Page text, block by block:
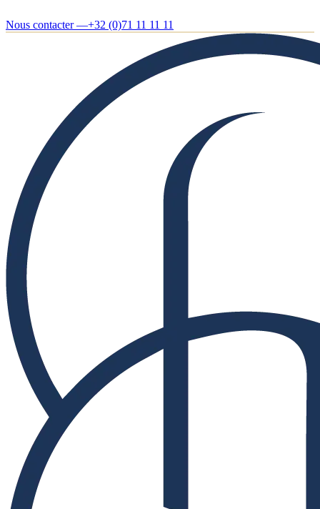
Nous contacter —+32 (0)71 11 11 11